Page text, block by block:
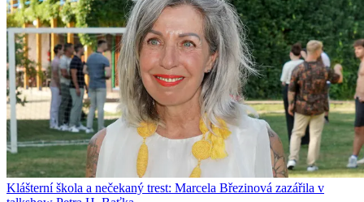
Klášterní škola a nečekaný trest: Marcela Březinová zazářila v